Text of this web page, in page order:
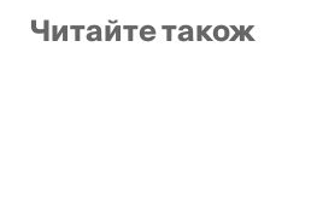
Читайте також